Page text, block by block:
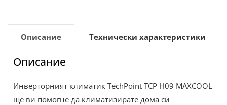
Описание Технически характеристики
Описание
Инверторният климатик TechPoint TCP H09 MAXCOOL
ще ви помогне да климатизирате дома си